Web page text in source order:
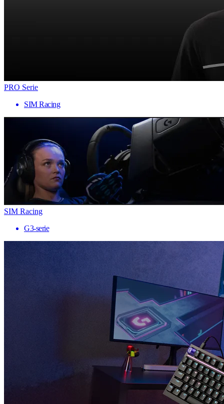
PRO Serie
SIM Racing
SIM Racing
G3-serie